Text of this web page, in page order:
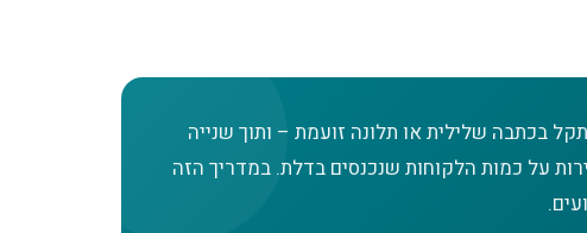
בכתבה שלילית או תלונה זועמת – ותוך שנייה
על כמות הלקוחות שנכנסים בדלת. במדריך הזה